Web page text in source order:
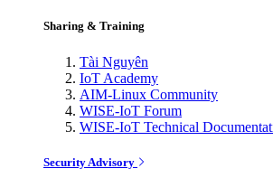
Sharing & Training
Tài Nguyên
IoT Academy
AIM-Linux Community
WISE-IoT Forum
WISE-IoT Technical
Security Advisory